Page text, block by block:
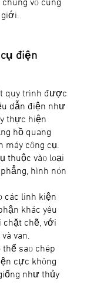
điện
quy trình được
dẫn điện như
thực hiện
hồ quang
công cụ.
thuộc vào loại
hình nón
các linh kiện
khác yêu
chặt chẽ, với
van.
sao chép
cực không
như thủy